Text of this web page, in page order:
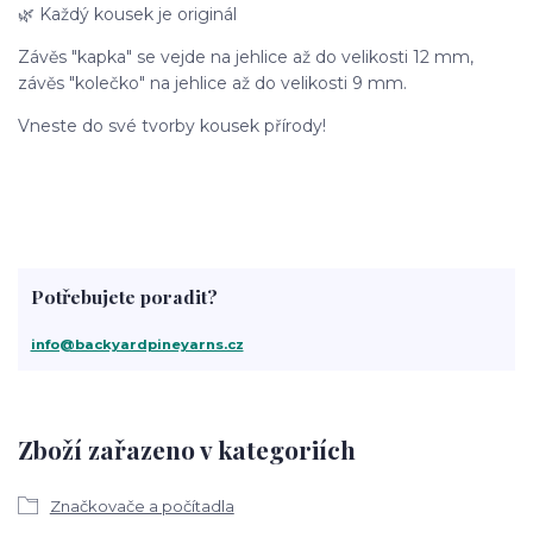
🌿 Každý kousek je originál
Závěs "kapka" se vejde na jehlice až do velikosti 12 mm,
závěs "kolečko" na jehlice až do velikosti 9 mm.
Vneste do své tvorby kousek přírody!
Zboží zařazeno v kategoriích
Značkovače a počítadla
Potřebujete poradit?
info@backyardpineyarns.cz